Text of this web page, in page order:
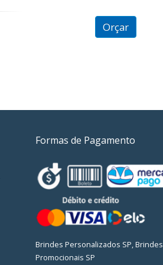
2.45
out of
Formas de Pagamento
Brindes Personalizados SP, Brindes
Promocionais SP